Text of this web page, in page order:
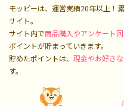
モッピーは、運営実績20年以上！
サイト。
サイト内で商品購入やアンケート
ポイントが貯まっていきます。
貯めたポイントは、 現金やお好き
す。